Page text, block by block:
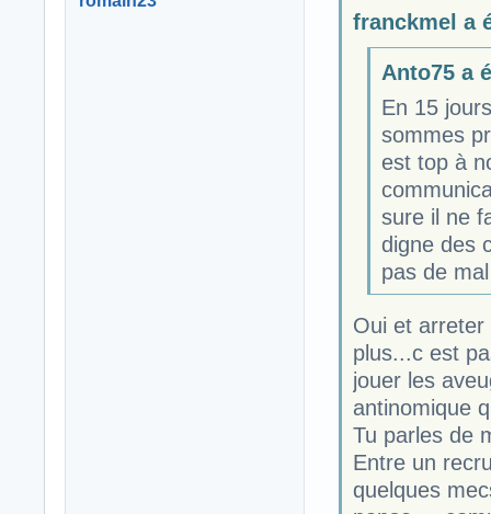
franckmel a
Anto75 a
En 15
sommes
est top à
sure il ne
digne des
pas de mal
Oui et
plus...c est
jouer les
antinomique
Tu parles de
Entre un
quelques